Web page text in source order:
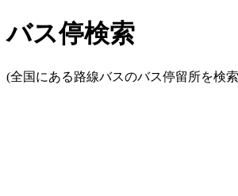
バス停検索
(全国にある路線バスのバス停留所を検